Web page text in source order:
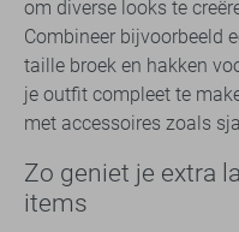
om diverse looks te
Combineer bijvoorbeeld
taille broek en hakken
je outfit compleet te
met accessoires zoals
Zo geniet je extra
items